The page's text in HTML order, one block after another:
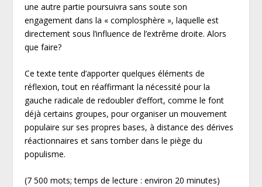
une autre partie poursuivra sans soute son
engagement dans la « complosphère », laquelle est
directement sous l’influence de l’extrême droite. Alors
que faire?
Ce texte tente d’apporter quelques éléments de
réflexion, tout en réaffirmant la nécessité pour la
gauche radicale de redoubler d’effort, comme le font
déjà certains groupes, pour organiser un mouvement
populaire sur ses propres bases, à distance des dérives
réactionnaires et sans tomber dans le piège du
populisme.
(7 500 mots; temps de lecture : environ 20 minutes)